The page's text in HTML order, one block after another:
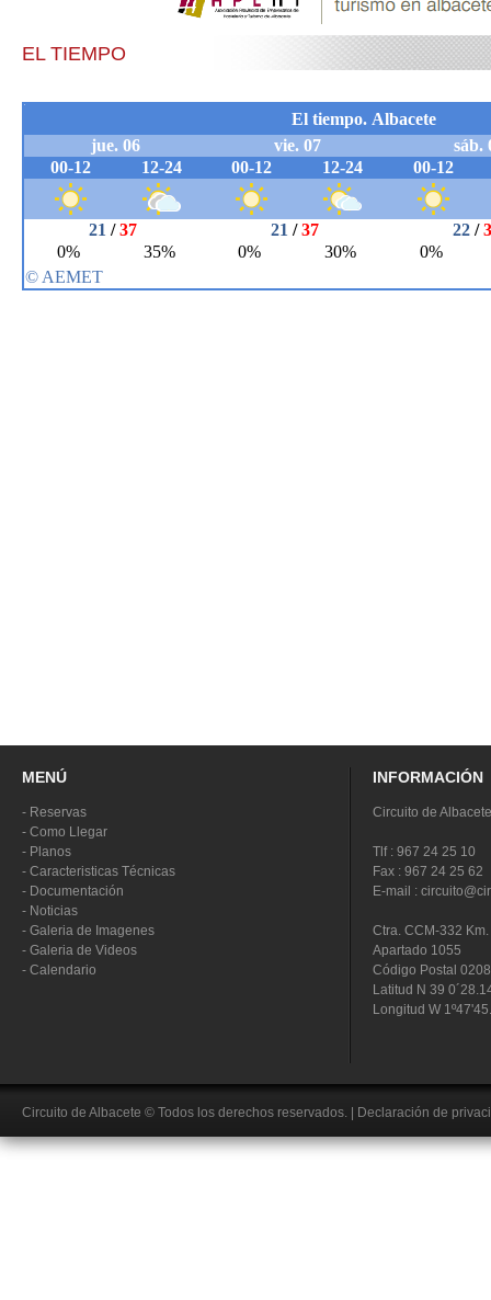
EL TIEMPO
MENÚ
- Reservas
- Como Llegar
- Planos
- Caracteristicas Técnicas
- Documentación
- Noticias
- Galeria de Imagenes
- Galeria de Videos
- Calendario
INFORMACIÓN
Circuito de Albacete
Tlf : 967 24 25 10
Fax : 967 24 25 62
E-mail :
Ctra. CCM-332
Apartado 1055
Código Postal
Latitud N 39
Longitud W
Circuito de Albacete © Todos los derechos reservados. Declaración de